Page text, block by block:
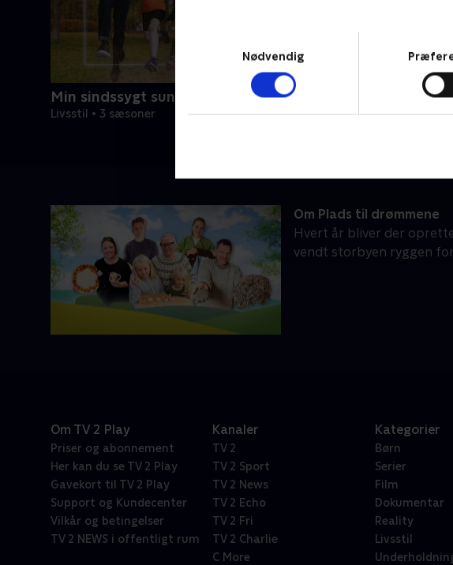
Nødvendig
Min sindssygt sunde familie
Livsstil • 3 sæsoner
Jul på
Om Plads til drømmene
Hvert år bliver der
vendt storbyen ryggen
Om TV 2 Play
Priser og abonnement
Her kan du se TV 2 Play
Gavekort til TV 2 Play
Support og Kundecenter
Vilkår og betingelser
TV 2 NEWS i offentligt rum
Kanaler
TV 2
TV 2 Sport
TV 2 News
TV 2 Echo
TV 2 Fri
TV 2 Charlie
C More
Kategorier
Børn
Serier
Film
Dokumentar
Reality
Livsstil